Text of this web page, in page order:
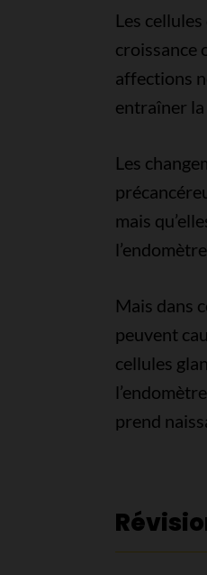
Les
croissance
affections
entraîner
Les
mais
Mais dans
peuvent
cellules
prend